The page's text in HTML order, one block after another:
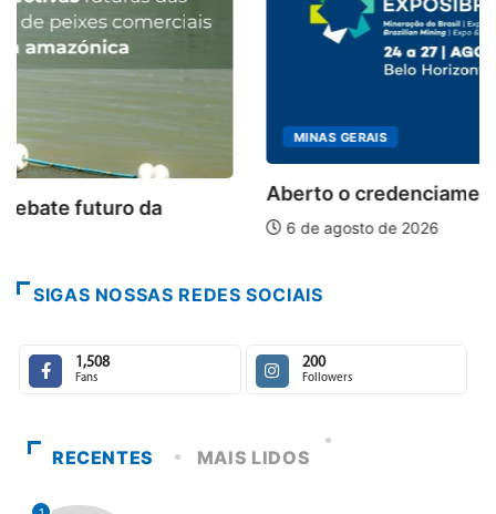
Aberto o credenciamento de imprensa para
SIGAS NOSSAS REDES SOCIAIS
1,508
Fans
200
Followers
RECENTES MAIS LIDOS